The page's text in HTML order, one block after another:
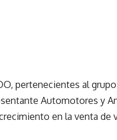
pertenecientes al
Automotores y
en la venta de